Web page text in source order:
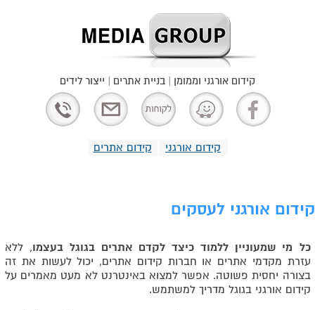
קידום אורגני קידום אתרים
קידום אורגני וממומן | בניית אתרים | ייצור לידים
קידום אורגני לעסקים
כל מי שמעוניין ללמוד כיצד לקדם אתרים בגוגל בעצמו, ללא
עזרת מקדמי אתרים או חברות קידום אתרים, יכול לעשות את זה
בצורה יחסית פשוטה. אפשר למצוא באינטרנט לא מעט מאמרים על
קידום אורגני בגוגל מדריך למשתמש.